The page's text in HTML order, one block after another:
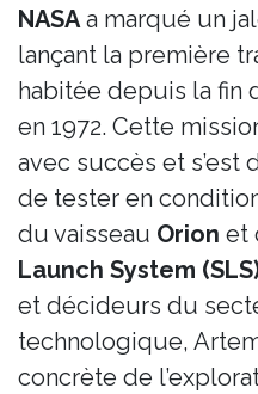
NASAa marqué un
lançant la première
habitée depuis la fin
en 1972. Cette
avec succès et s’est
de tester en
du vaisseau Orion et
Launch System
et décideurs du
technologique,
concrète de